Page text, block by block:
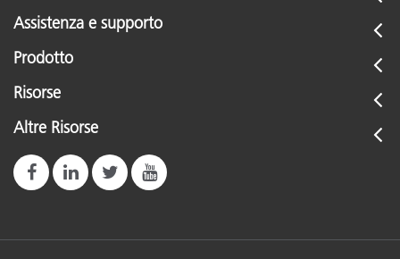
Assistenza e supporto
Prodotto
Risorse
Altre Risorse